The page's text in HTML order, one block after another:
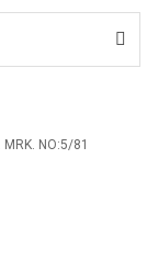
MRK. NO:5/81